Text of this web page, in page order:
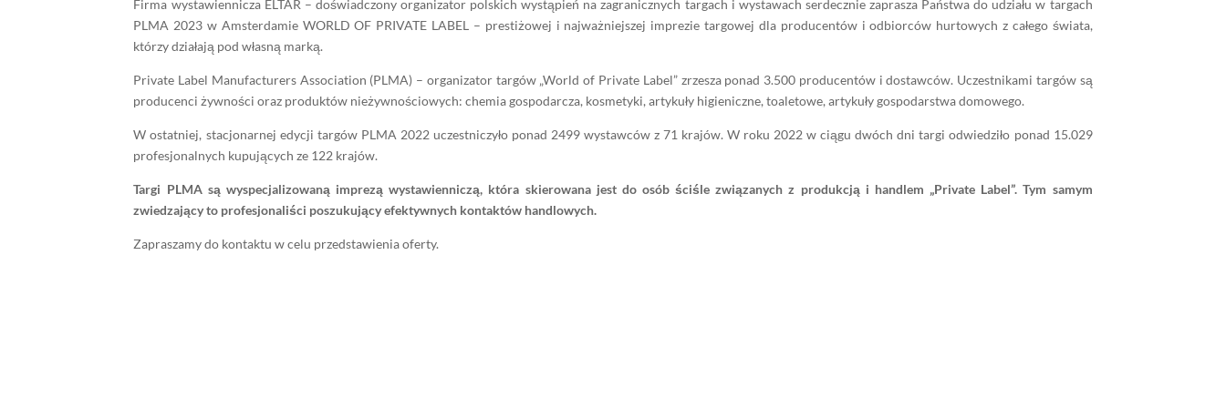
Firma wystawiennicza ELTAR – doświadczony organizator polskich wystąpień na zagranicznych targach i wystawach serdecznie zaprasza Państwa do udziału w targach
PLMA 2023 w Amsterdamie WORLD OF PRIVATE LABEL – prestiżowej i najważniejszej imprezie targowej dla producentów i odbiorców hurtowych z całego świata,
którzy działają pod własną marką.
Private Label Manufacturers Association (PLMA) – organizator targów „World of Private Label” zrzesza ponad 3.500 producentów i dostawców. Uczestnikami targów są
producenci żywności oraz produktów nieżywnościowych: chemia gospodarcza, kosmetyki, artykuły higieniczne, toaletowe, artykuły gospodarstwa domowego.
W ostatniej, stacjonarnej edycji targów PLMA 2022 uczestniczyło ponad 2499 wystawców z 71 krajów. W roku 2022 w ciągu dwóch dni targi odwiedziło ponad 15.029
profesjonalnych kupujących ze 122 krajów.
Targi PLMA są wyspecjalizowaną imprezą wystawienniczą, która skierowana jest do osób ściśle związanych z produkcją i handlem „Private Label”. Tym samym
zwiedzający to profesjonaliści poszukujący efektywnych kontaktów handlowych.
Zapraszamy do kontaktu w celu przedstawienia oferty.